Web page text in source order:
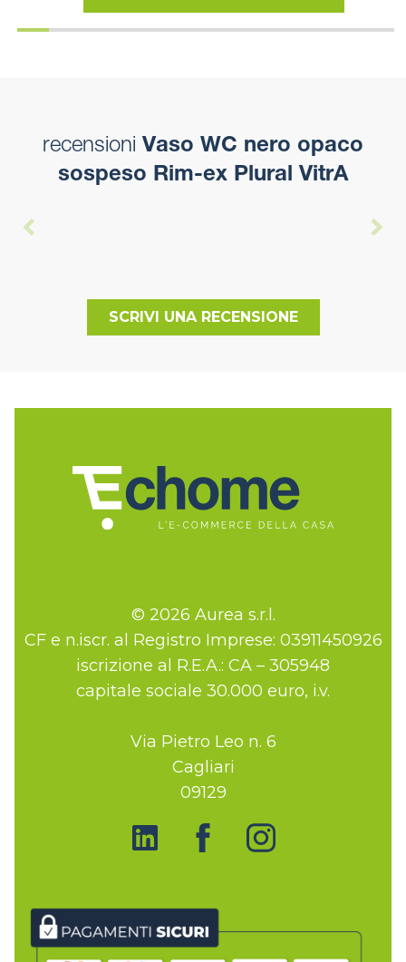
recensioni Vaso WC nero opaco
sospeso Rim-ex Plural VitrA
SCRIVI UNA RECENSIONE
© 2026 Aurea s.r.l.
CF e n.iscr. al Registro Imprese: 03911450926
iscrizione al R.E.A.: CA – 305948
capitale sociale 30.000 euro, i.v.
Via Pietro Leo n. 6
Cagliari
09129